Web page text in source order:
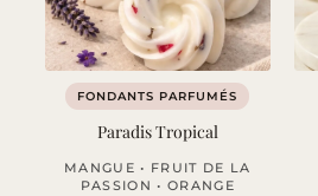
être
choisies
sur
la
page
du
FONDANTS PARFUMÉS
Paradis Tropical
MANGUE • FRUIT DE LA
PASSION • ORANGE